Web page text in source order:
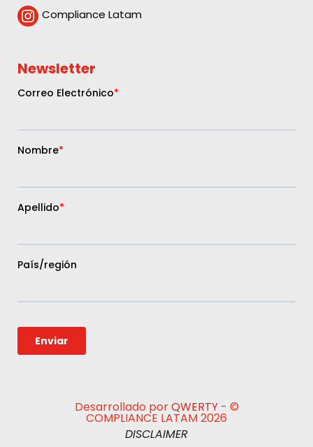
 Compliance Latam
Newsletter
Desarrollado porQWERTY- ©
COMPLIANCE LATAM 2026
DISCLAIMER